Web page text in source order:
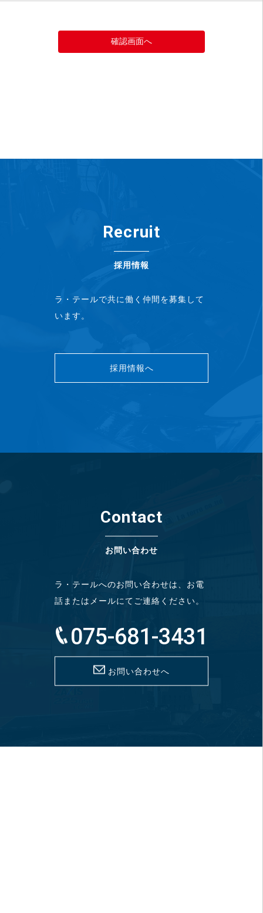
Recruit
採用情報
ラ・テールで共に働く仲間を募集して
います。
採用情報へ
Contact
お問い合わせ
ラ・テールへのお問い合わせは、お電
話またはメールにてご連絡ください。
075-681-3431
お問い合わせへ